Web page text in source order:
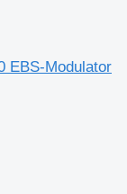
EBS-Modulator